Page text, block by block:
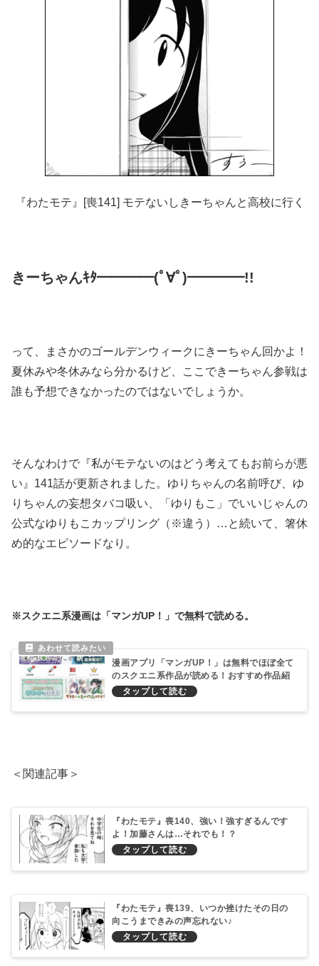
『わたモテ』[喪141] モテないしきーちゃんと高校に行く
きーちゃんｷﾀ━━━━(ﾟ∀ﾟ)━━━━!!
って、まさかのゴールデンウィークにきーちゃん回かよ！
夏休みや冬休みなら分かるけど、ここできーちゃん参戦は
誰も予想できなかったのではないでしょうか。
そんなわけで『私がモテないのはどう考えてもお前らが悪
い』141話が更新されました。ゆりちゃんの名前呼び、ゆ
りちゃんの妄想タバコ吸い、「ゆりもこ」でいいじゃんの
公式なゆりもこカップリング（※違う）…と続いて、箸休
め的なエピソードなり。
※スクエニ系漫画は「マンガUP！」で無料で読める。
漫画アプリ「マンガUP！」は無料でほぼ全て
のスクエニ系作品が読める！おすすめ作品紹
介！
＜関連記事＞
『わたモテ』喪140、強い！強すぎるんです
よ！加藤さんは…それでも！？
『わたモテ』喪139、いつか挫けたその日の
向こうまできみの声忘れない♪